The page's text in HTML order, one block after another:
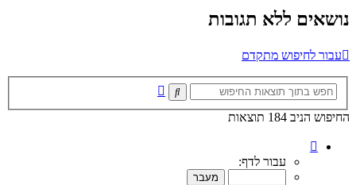
נושאים ללא תגובות
עבור לחיפוש מתקדם
חיפוש
החיפוש הניב 184 תוצאות
מתוך
עבור לדף: